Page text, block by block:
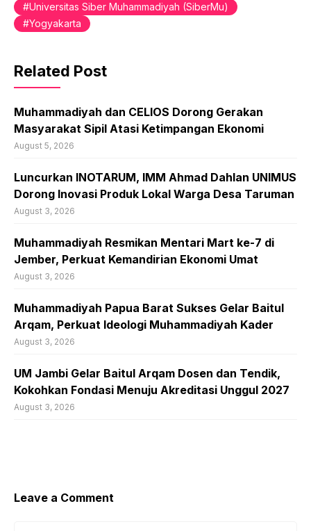
Universitas Siber Muhammadiyah (SiberMu)
Yogyakarta
Related Post
Muhammadiyah dan CELIOS Dorong Gerakan
Masyarakat Sipil Atasi Ketimpangan Ekonomi
August 5, 2026
Luncurkan INOTARUM, IMM Ahmad Dahlan UNIMUS
Dorong Inovasi Produk Lokal Warga Desa Taruman
August 3, 2026
Muhammadiyah Resmikan Mentari Mart ke-7 di
Jember, Perkuat Kemandirian Ekonomi Umat
August 3, 2026
Muhammadiyah Papua Barat Sukses Gelar Baitul
Arqam, Perkuat Ideologi Muhammadiyah Kader
August 3, 2026
UM Jambi Gelar Baitul Arqam Dosen dan Tendik,
Kokohkan Fondasi Menuju Akreditasi Unggul 2027
August 3, 2026
Leave a Comment